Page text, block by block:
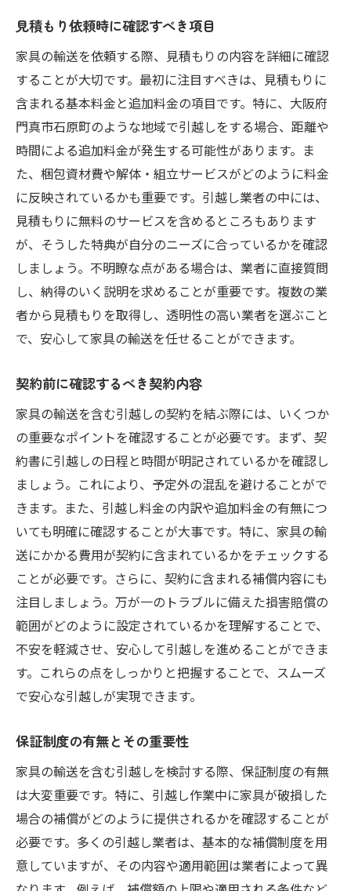
見積もり依頼時に確認すべき項目
家具の輸送を依頼する際、見積もりの内容を詳細に確認
することが大切です。最初に注目すべきは、見積もりに
含まれる基本料金と追加料金の項目です。特に、大阪府
門真市石原町のような地域で引越しをする場合、距離や
時間による追加料金が発生する可能性があります。ま
た、梱包資材費や解体・組立サービスがどのように料金
に反映されているかも重要です。引越し業者の中には、
見積もりに無料のサービスを含めるところもあります
が、そうした特典が自分のニーズに合っているかを確認
しましょう。不明瞭な点がある場合は、業者に直接質問
し、納得のいく説明を求めることが重要です。複数の業
者から見積もりを取得し、透明性の高い業者を選ぶこと
で、安心して家具の輸送を任せることができます。
契約前に確認するべき契約内容
家具の輸送を含む引越しの契約を結ぶ際には、いくつか
の重要なポイントを確認することが必要です。まず、契
約書に引越しの日程と時間が明記されているかを確認し
ましょう。これにより、予定外の混乱を避けることがで
きます。また、引越し料金の内訳や追加料金の有無につ
いても明確に確認することが大事です。特に、家具の輸
送にかかる費用が契約に含まれているかをチェックする
ことが必要です。さらに、契約に含まれる補償内容にも
注目しましょう。万が一のトラブルに備えた損害賠償の
範囲がどのように設定されているかを理解することで、
不安を軽減させ、安心して引越しを進めることができま
す。これらの点をしっかりと把握することで、スムーズ
で安心な引越しが実現できます。
保証制度の有無とその重要性
家具の輸送を含む引越しを検討する際、保証制度の有無
は大変重要です。特に、引越し作業中に家具が破損した
場合の補償がどのように提供されるかを確認することが
必要です。多くの引越し業者は、基本的な補償制度を用
意していますが、その内容や適用範囲は業者によって異